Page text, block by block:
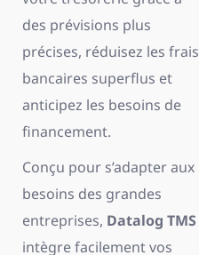
des prévisions plus
précises, réduisez les frais
bancaires superflus et
anticipez les besoins de
financement.
Conçu pour s’adapter aux
besoins des grandes
entreprises, Datalog TMS
intègre facilement vos